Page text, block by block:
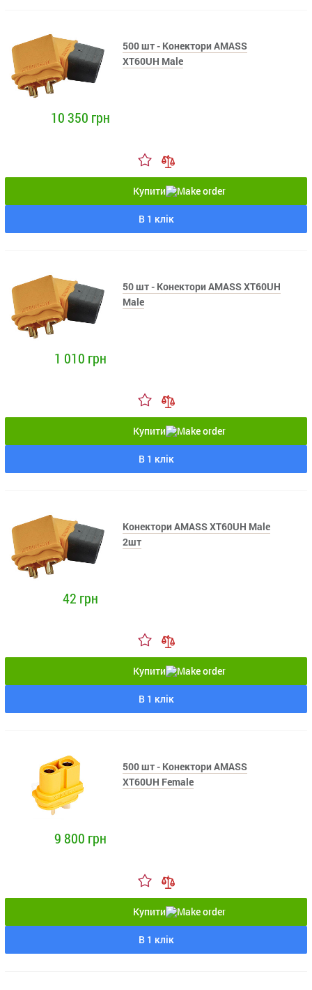
500 шт - Конектори AMASS
XT60UH Male
10 350 грн
Купити
В 1 клік
50 шт - Конектори AMASS XT60UH
Male
1 010 грн
Купити
В 1 клік
Конектори AMASS XT60UH Male
2шт
42 грн
Купити
В 1 клік
500 шт - Конектори AMASS
XT60UH Female
9 800 грн
Купити
В 1 клік